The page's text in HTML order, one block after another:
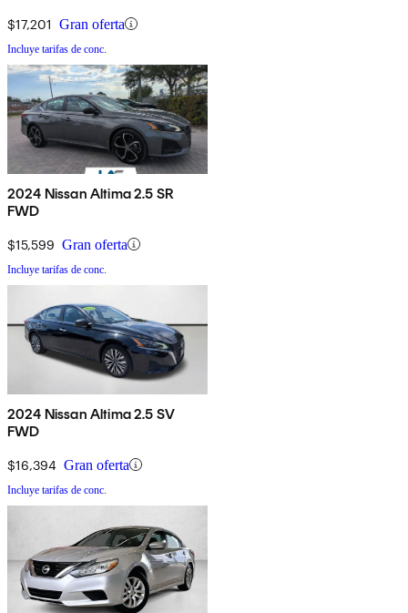
$17,201 Gran oferta
Incluye tarifas de conc.
2024 Nissan Altima 2.5 SR
FWD
$15,599 Gran oferta
Incluye tarifas de conc.
2024 Nissan Altima 2.5 SV
FWD
$16,394 Gran oferta
Incluye tarifas de conc.